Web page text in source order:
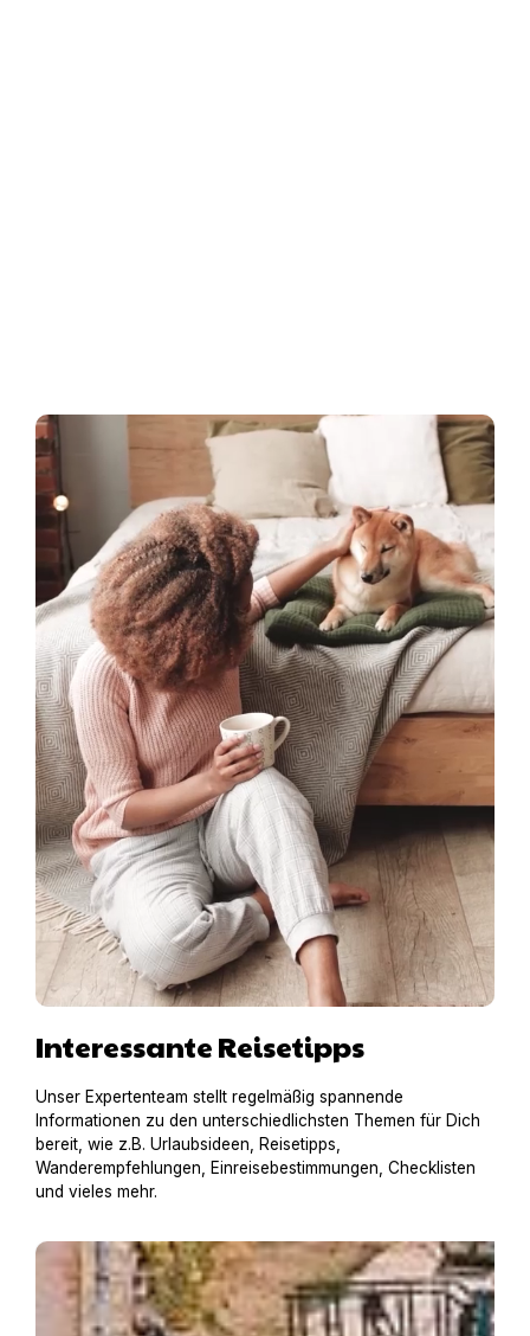
Interessante Reisetipps
Unser Expertenteam stellt regelmäßig spannende
Informationen zu den unterschiedlichsten Themen für Dich
bereit, wie z.B. Urlaubsideen, Reisetipps,
Wanderempfehlungen, Einreisebestimmungen, Checklisten
und vieles mehr.
Hausboot mit Hund